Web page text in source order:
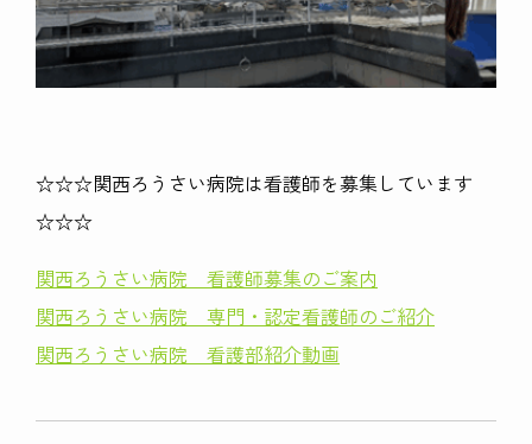
☆☆☆関西ろうさい病院は看護師を募集しています
☆☆☆
関西ろうさい病院 看護師募集のご案内
関西ろうさい病院 専門・認定看護師のご紹介
関西ろうさい病院 看護部紹介動画